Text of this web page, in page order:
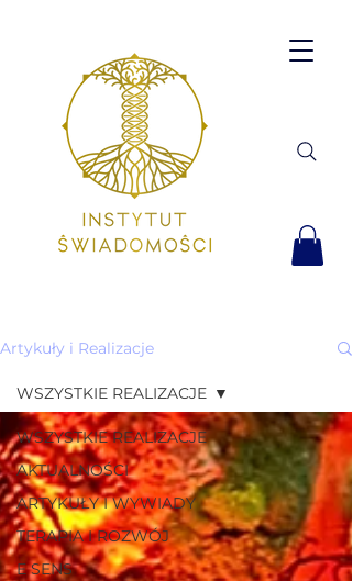
Artykuły i Realizacje
WSZYSTKIE REALIZACJE
AKTUALNOŚCI
ARTYKUŁY I WYWIADY
TERAPIA I ROZWÓJ
E SENS
WSZYSTKIE REALIZACJE